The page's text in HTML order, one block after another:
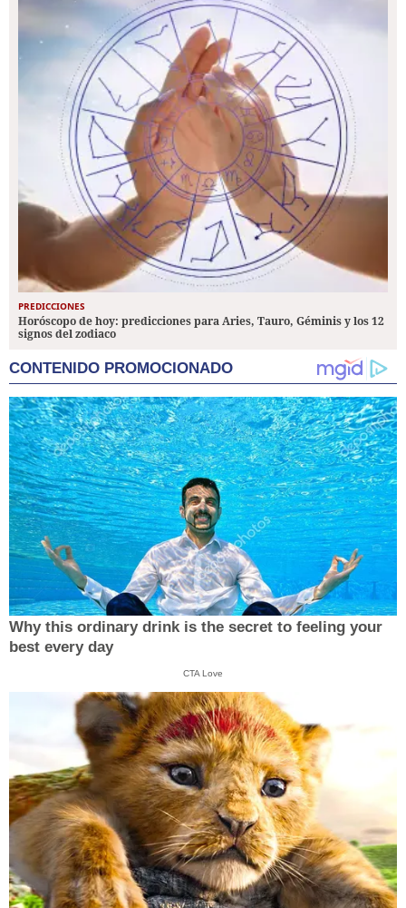
PREDICCIONES
Horóscopo de hoy: predicciones para Aries, Tauro, Géminis y los 12
signos del zodiaco
CONTENIDO PROMOCIONADO
Why this ordinary drink is the secret to feeling your
best every day
CTA Love